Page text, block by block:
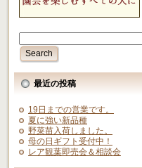
最近の投稿
19日までの営業です。
夏に強い新品種
野菜苗入荷しました。
母の日ギフト受付中！
レア観葉即売会＆相談会